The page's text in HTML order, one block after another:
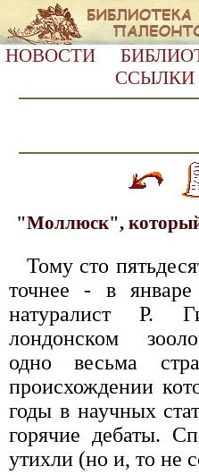
НОВОСТИ
ССЫЛКИ
"Моллюск", который
Тому сто
точнее - в
натуралист Р.
лондонском
одно весьма
происхождении
годы в научных
горячие дебаты.
утихли (но и, то не